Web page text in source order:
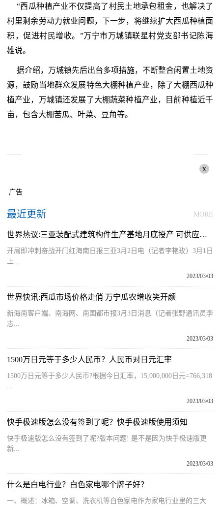
“西瓜种植产业不仅提高了村民土地承包租金，也解决了
村里剩余劳动力就业问题，下一步，将继续扩大西瓜种植面
积，促进村民增收。”万宁市万城镇联星村党支部书记陈海
雄说。
据介绍，万城镇先后出台多项措施，不断整合闲置土地资
源，鼓励当地群众发展特色大棚种植产业，除了大棚西瓜种
植产业，万城镇还发展了大棚蔬菜种植产业，目前种植近千
亩，包含大棚苦瓜、叶菜、豆角等。
x
广告
最近更新 MORE
世界热议:三亚装配式建筑构件生产基地月底投产 可供应三亚、乐东、陵水、保亭等市县
开局即冲刺奋战开门红海南日报三亚3月2日电（记者李艳玫）3月1日
上...
2023/03/03
世界快讯:西瓜市场价格走俏 万宁瓜农增收笑开颜
新海南客户端、南海网、南国都市报3月3日消息（记者张野通讯员李
志...
2023/03/03
1500万日元等于多少人民币？人民币对日元汇率
1500万日元等于多少人民币?根据今日汇率，15,000,000日元=766,318
...
2023/03/03
快手极速版怎么没有签到了呢？快手极速版使用须知
快手极速版怎么没有签到了呢?版本问题! 是不是因为快手极速版更
新...
2023/03/03
什么是白电行业？白色家电哪个牌子好？
一、概述：冰箱、空调、洗衣机等白色家电作为家电行业里的三大